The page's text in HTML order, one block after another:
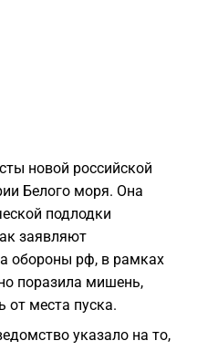
новой российской
Белого моря. Она
подлодки
заявляют
обороны рф, в рамках
поразила мишень,
места пуска.
указало на то,